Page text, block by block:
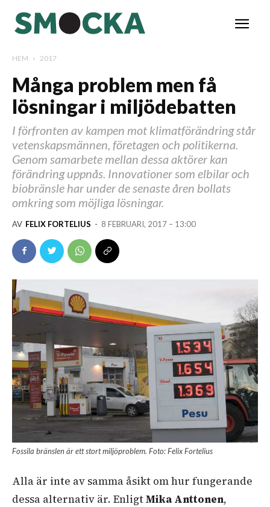
HEM 2017
Många problem men få
lösningar i miljödebatten
I förfronten av kampen mot klimatförändring står
vetenskapsmännen, företagen och politikerna.
Genom samarbete mellan dessa aktörer kan
förändring uppnås. Innovationer som elbilar och
biobränsle har under de senaste åren bollats
omkring som möjliga lösningar.
AV FELIX FORTELIUS - 8 FEBRUARI, 2017 – 13:00
Fossila bränslen är ett stort miljöproblem. Foto: Felix Fortelius
Alla är inte av samma åsikt om hur fungerande
dessa alternativ är. EnligtMika Anttonen,